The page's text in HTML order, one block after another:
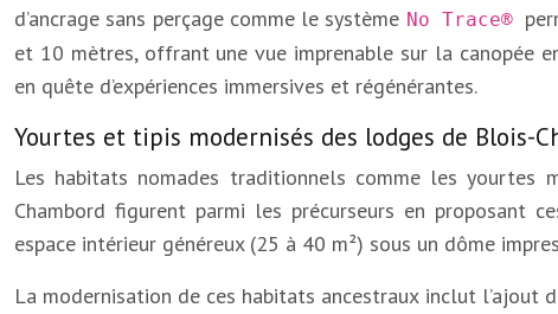
d’ancrage sans perçage comme le système No Trace®
et 10 mètres, offrant une vue imprenable sur la canopée
en quête d’expériences immersives et régénérantes.
Yourtes et tipis modernisés des lodges de Blois-
Les habitats nomades traditionnels comme les yourtes
Chambord figurent parmi les précurseurs en proposant
espace intérieur généreux (25 à 40 m²) sous un dôme
La modernisation de ces habitats ancestraux inclut l’ajout